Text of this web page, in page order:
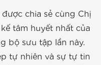
chia sẻ cùng Chị
tâm huyết nhất của
bộ sưu tập lần này.
tự nhiên và sự tự tin